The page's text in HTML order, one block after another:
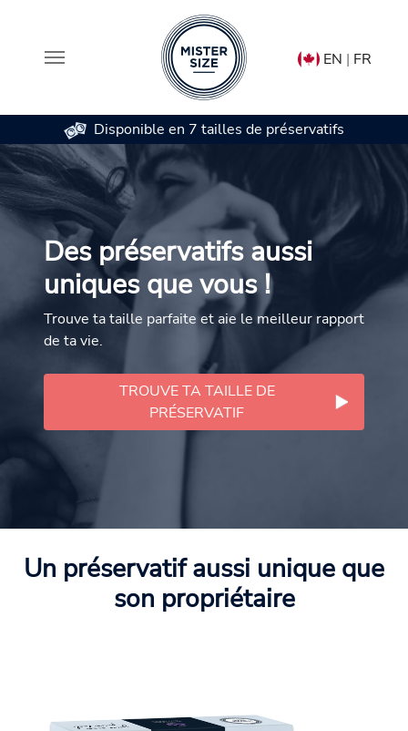
Aller au contenu principal
EN | FR
Disponible en 7 tailles de préservatifs
Des préservatifs aussi
uniques que vous !
Trouve ta taille parfaite et aie le meilleur rapport
de ta vie.
TROUVE TA TAILLE DE
PRÉSERVATIF
Un préservatif aussi unique que
son propriétaire